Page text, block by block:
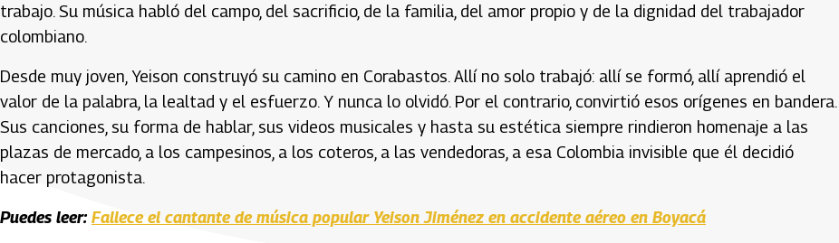
trabajo. Su música habló del campo, del sacrificio, de la familia, del amor propio y de la dignidad del trabajador
colombiano.
Desde muy joven, Yeison construyó su camino en Corabastos. Allí no solo trabajó: allí se formó, allí aprendió el
valor de la palabra, la lealtad y el esfuerzo. Y nunca lo olvidó. Por el contrario, convirtió esos orígenes en bandera.
Sus canciones, su forma de hablar, sus videos musicales y hasta su estética siempre rindieron homenaje a las
plazas de mercado, a los campesinos, a los coteros, a las vendedoras, a esa Colombia invisible que él decidió
hacer protagonista.
Puedes leer: Fallece el cantante de música popular Yeison Jiménez en accidente aéreo en Boyacá